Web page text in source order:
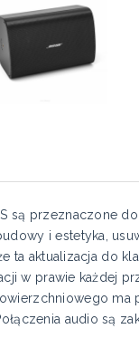
są przeznaczone
i estetyka,
ta aktualizacja do
w prawie każdej
audio są